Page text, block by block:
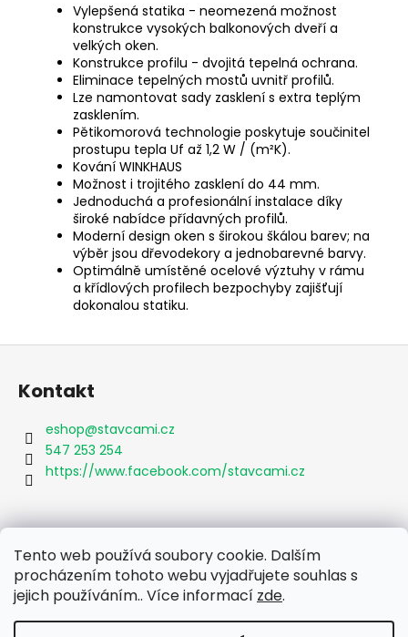
Tento web používá soubory cookie. Dalším
procházením tohoto webu vyjadřujete souhlas s
jejich používáním.. Více informací zde.
Vylepšená statika - neomezená možnost
konstrukce vysokých balkonových dveří a
velkých oken.
Konstrukce profilu - dvojitá tepelná ochrana.
Eliminace tepelných mostů uvnitř profilů.
Lze namontovat sady zasklení s extra teplým
zasklením.
Pětikomorová technologie poskytuje součinitel
prostupu tepla Uf až 1,2 W / (m²K).
Kování WINKHAUS
Možnost i trojitého zasklení do 44 mm.
Jednoduchá a profesionální instalace díky
široké nabídce přídavných profilů.
Moderní design oken s širokou škálou barev; na
výběr jsou dřevodekory a jednobarevné barvy.
Optimálně umístěné ocelové výztuhy v rámu
a křídlových profilech bezpochyby zajišťují
dokonalou statiku.
Z
Kontakt
eshop@stavcami.cz
547 253 254
https://www.facebook.com/stavcami.cz
Informace pro vás
Obchodní podmínky